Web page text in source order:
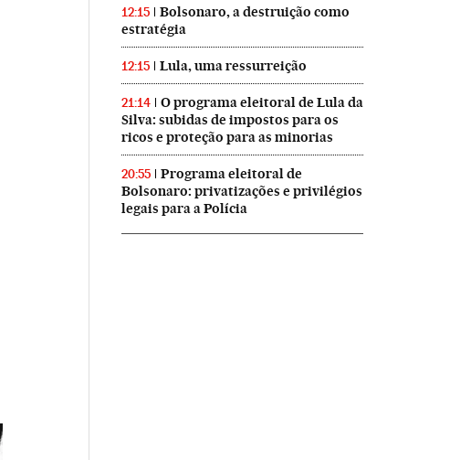
12:15
Bolsonaro, a destruição como
estratégia
12:15 Lula, uma ressurreição
21:14
O programa eleitoral de Lula da
Silva: subidas de impostos para os
ricos e proteção para as minorias
20:55
Programa eleitoral de
Bolsonaro: privatizações e privilégios
legais para a Polícia